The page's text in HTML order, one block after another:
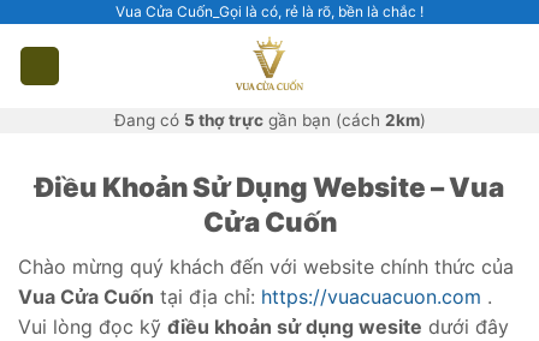
Vua Cửa Cuốn_Gọi là có, rẻ là rõ, bền là chắc !
Đang có 5 thợ trựcgần bạn (cách 2km)
Điều Khoản Sử Dụng Website – Vua
Cửa Cuốn
Chào mừng quý khách đến với website chính thức của
Vua Cửa Cuốn tại địa chỉ: https://vuacuacuon.com .
Vui lòng đọc kỹ điều khoản sử dụng wesite dưới đây